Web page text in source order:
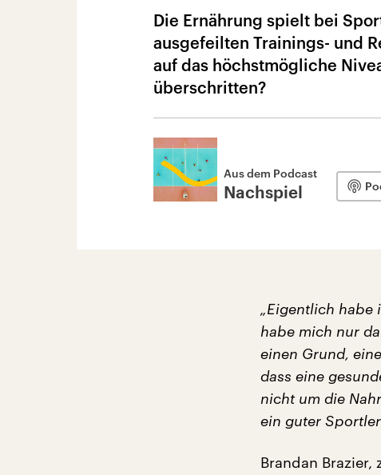
Die Ernährung spielt bei
ausgefeilten Trainings- und
auf das höchstmögliche
überschritten?
Aus dem Podcast
Nachspiel
„Eigentlich habe
habe mich nur
einen Grund,
dass eine
nicht um die
ein guter Sportler
Brandan